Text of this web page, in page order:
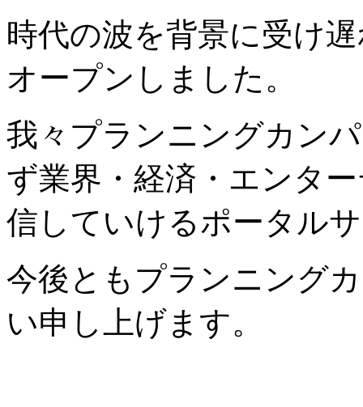
時代の波を背景に受け
オープンしました。
我々プランニングカン
ず業界・経済・エンタ
信していけるポータル
今後ともプランニング
い申し上げます。